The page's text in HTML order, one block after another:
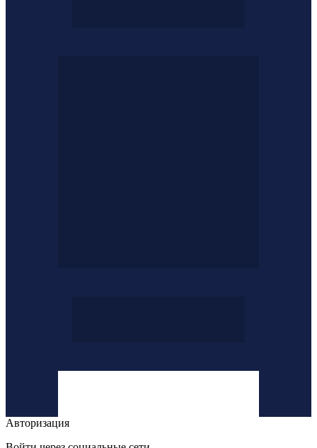
Авторизация